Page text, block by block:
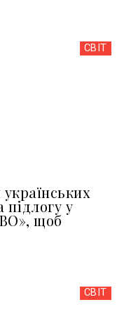
СВІТ
підлогу у
щоб
СВІТ